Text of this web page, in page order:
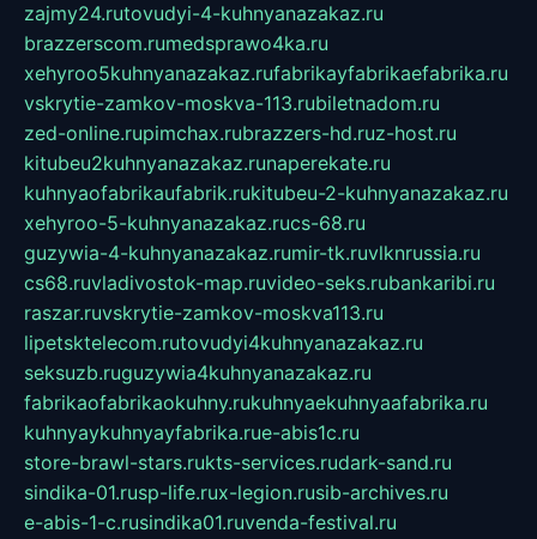
zajmy24.rutovudyi-4-kuhnyanazakaz.ru
brazzerscom.rumedsprawo4ka.ru
xehyroo5kuhnyanazakaz.rufabrikayfabrikaefabrika.ru
vskrytie-zamkov-moskva-113.rubiletnadom.ru
zed-online.rupimchax.rubrazzers-hd.ruz-host.ru
kitubeu2kuhnyanazakaz.runaperekate.ru
kuhnyaofabrikaufabrik.rukitubeu-2-kuhnyanazakaz.ru
xehyroo-5-kuhnyanazakaz.rucs-68.ru
guzywia-4-kuhnyanazakaz.rumir-tk.ruvlknrussia.ru
cs68.ruvladivostok-map.ruvideo-seks.rubankaribi.ru
raszar.ruvskrytie-zamkov-moskva113.ru
lipetsktelecom.rutovudyi4kuhnyanazakaz.ru
seksuzb.ruguzywia4kuhnyanazakaz.ru
fabrikaofabrikaokuhny.rukuhnyaekuhnyaafabrika.ru
kuhnyaykuhnyayfabrika.rue-abis1c.ru
store-brawl-stars.rukts-services.rudark-sand.ru
sindika-01.rusp-life.rux-legion.rusib-archives.ru
e-abis-1-c.rusindika01.ruvenda-festival.ru